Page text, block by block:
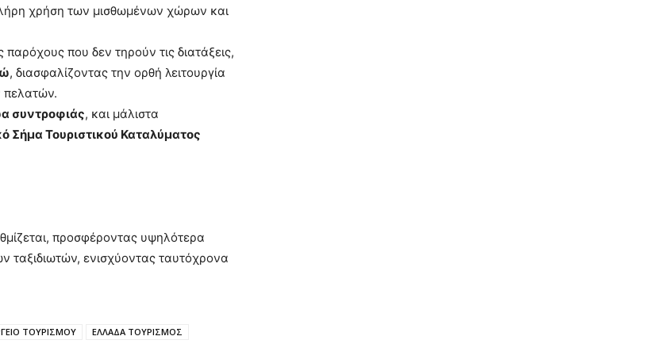
χρήση των μισθωμένων χώρων και
που δεν τηρούν τις διατάξεις,
, διασφαλίζοντας την ορθή λειτουργία
πελατών.
συντροφιάς, και μάλιστα
Σήμα Τουριστικού Καταλύματος
προσφέροντας υψηλότερα
ταξιδιωτών, ενισχύοντας ταυτόχρονα
ΤΟΥΡΙΣΜΟΥ
ΕΛΛΑΔΑ ΤΟΥΡΙΣΜΟΣ